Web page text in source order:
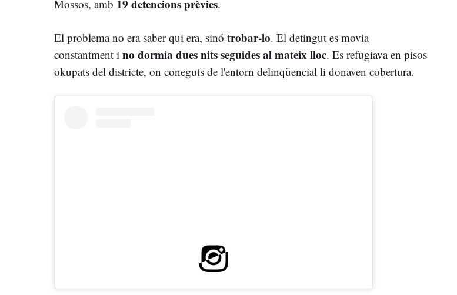
Mossos, amb 19 detencions prèvies.
El problema no era saber qui era, sinó trobar-lo. El detingut es movia
constantment i no dormia dues nits seguides al mateix lloc. Es refugiava en pisos
okupats del districte, on coneguts de l'entorn delinqüencial li donaven cobertura.